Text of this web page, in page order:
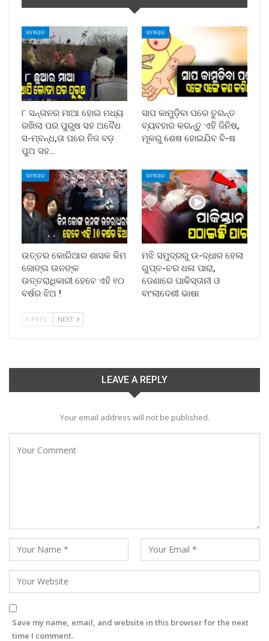
ସମାଚାର
୮ ସନ୍ତାନର ମାଆ ହୋଇ ମଧ୍ୟ
ରଖିଲା ପର ପୁରୁଷ ସହ ଅବୈଧ
ସ-ମ୍ବନ୍ଧ,ତା ପରେ ନିଜ ବଡ଼
ପୁଅ ସହ…
ସମାଚାର
ସାପ କାମୁଡ଼ିବା ପରେ ତୁରନ୍ତ
ବ୍ୟବହାର କରନ୍ତୁ ଏହି ଜିନିଷ,
ମୂଳରୁ ଶେଷ ହୋଇଯିବ ବି-ଷ
ସମାଚାର
ଉତ୍ତର କୋରିଆର ଶାସକ କିମ
ଜୋଙ୍ଗ ଉନଙ୍କ
ଉତ୍ତରାଧିକାରୀ ହେବେ ଏହି ୧୦
ବର୍ଷର ଝିଅ !
ସମାଚାର
ମଝି ସମୁଦ୍ରରୁ ଉ-ଦ୍ଧାର ହେଲା
ଗୁପ୍ତ-ଚର ଧଳା ପାରା,
ଡେଣାରେ ପାକିସ୍ତାନୀ ଓ
ବାଂଲାଦେଶୀ ଭାଷା
PREV NEXT
LEAVE A REPLY
Your email address will not be published.
Save my name, email, and website in this browser for the next
time I comment.